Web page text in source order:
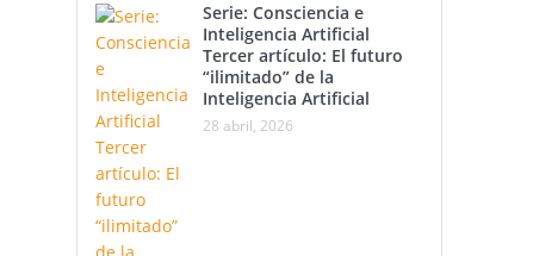
Serie: Consciencia e
Inteligencia Artificial
Tercer artículo: El futuro
“ilimitado” de la
Inteligencia Artificial
28 abril, 2026